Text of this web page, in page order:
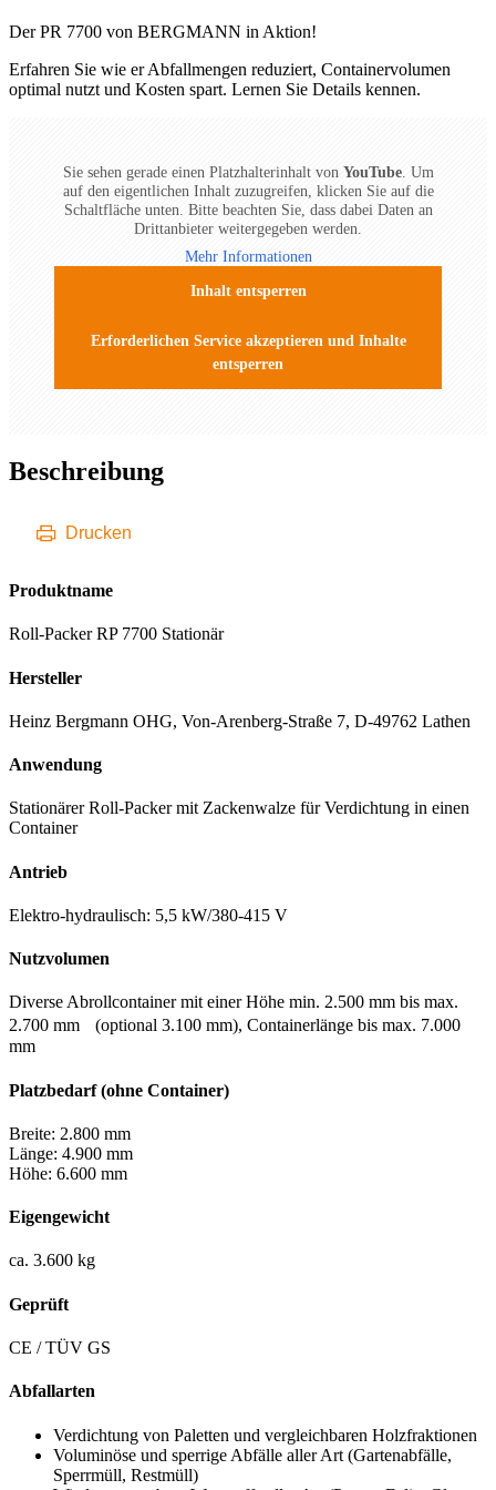
Der PR 7700 von BERGMANN in Aktion!
Erfahren Sie wie er Abfallmengen reduziert, Containervolumen
optimal nutzt und Kosten spart. Lernen Sie Details kennen.
Sie sehen gerade einen Platzhalterinhalt von YouTube. Um
auf den eigentlichen Inhalt zuzugreifen, klicken Sie auf die
Schaltfläche unten. Bitte beachten Sie, dass dabei Daten an
Drittanbieter weitergegeben werden.
Mehr Informationen
Inhalt entsperren
Erforderlichen Service akzeptieren und Inhalte
entsperren
Beschreibung
Drucken
Produktname
Roll-Packer RP 7700 Stationär
Hersteller
Heinz Bergmann OHG, Von-Arenberg-Straße 7, D-49762 Lathen
Anwendung
Stationärer Roll-Packer mit Zackenwalze für Verdichtung in einen
Container
Antrieb
Elektro-hydraulisch: 5,5 kW/380-415 V
Nutzvolumen
Diverse Abrollcontainer mit einer Höhe min. 2.500 mm bis max.
2.700 mm (optional 3.100 mm), Containerlänge bis max. 7.000
mm
Platzbedarf (ohne Container)
Breite: 2.800 mm
Länge: 4.900 mm
Höhe: 6.600 mm
Eigengewicht
ca. 3.600 kg
Geprüft
CE / TÜV GS
Abfallarten
Verdichtung von Paletten und vergleichbaren Holzfraktionen
Voluminöse und sperrige Abfälle aller Art (Gartenabfälle,
Sperrmüll, Restmüll)